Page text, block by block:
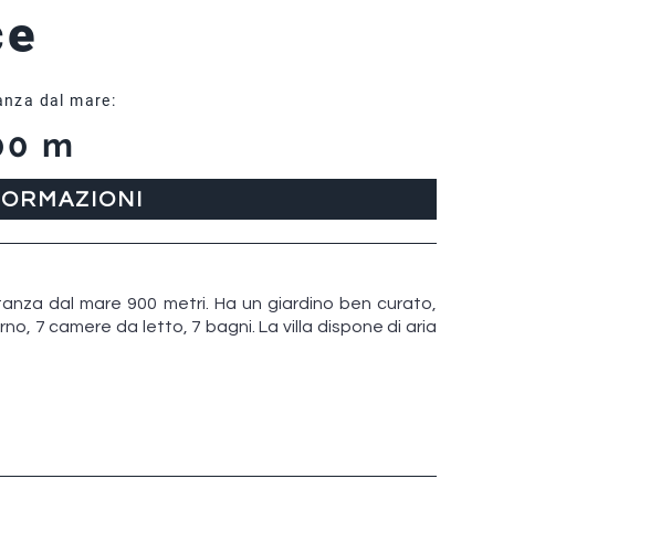
dal mare:
m
dal mare 900 metri. Ha un giardino ben curato,
7 camere da letto, 7 bagni. La villa dispone di aria